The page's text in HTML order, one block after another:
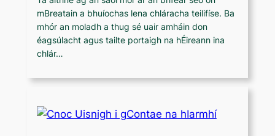
mBreatain a bhuíochas lena chláracha teilifíse. Ba
mhór an moladh a thug sé uair amháin don
éagsúlacht agus tailte portaigh na hÉireann ina
chlár…